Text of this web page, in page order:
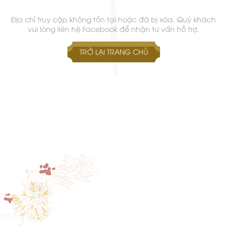
Địa chỉ truy cập không tồn tại hoặc đã bị xóa. Quý khách
vui lòng liên hệ Facebook để nhận tư vấn hỗ trợ.
TRỞ LẠI TRANG CHỦ